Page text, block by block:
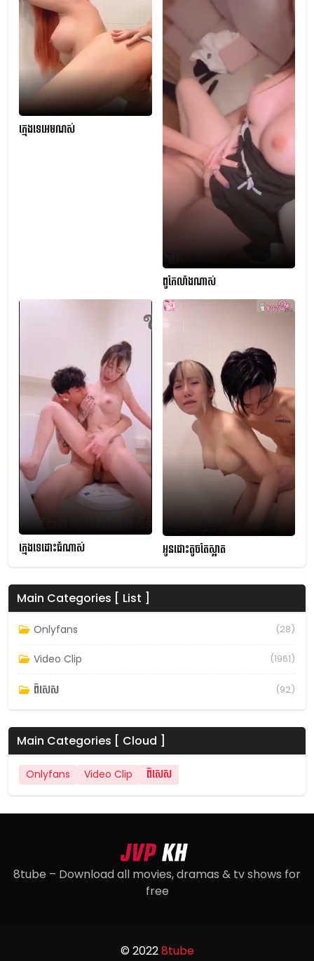
ក្មេងទេអេមណស់
ពូកែលាំងណាស់
ក្មេងទេដោះធំណាស់ អូនដោះតូចតែស្អាត
Main Categories [ List ]
Onlyfans (28)
Video Clip (1961)
ពិសេស (92)
Main Categories [ Cloud ]
Onlyfans Video Clip ពិសេស
8tube – Download all movies, dramas & tv shows for
free
© 20228tube